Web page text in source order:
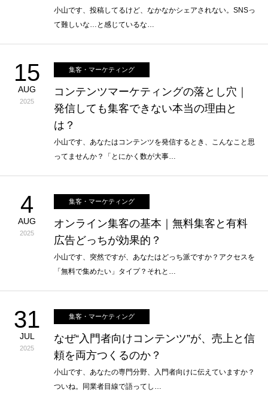
小山です、投稿してるけど、なかなかシェアされない。SNSっ
て難しいな…と感じているな…
15
AUG
2025
集客・マーケティング
コンテンツマーケティングの落とし穴｜
発信しても集客できない本当の理由と
は？
小山です、あなたはコンテンツを発信するとき、こんなこと思
ってませんか？「とにかく数が大事…
4
AUG
2025
集客・マーケティング
オンライン集客の基本｜無料集客と有料
広告どっちが効果的？
小山です、突然ですが、あなたはどっち派ですか？アクセスを
「無料で集めたい」タイプ？それと…
31
JUL
2025
集客・マーケティング
なぜ“入門者向けコンテンツ”が、売上と信
頼を両方つくるのか？
小山です、あなたの専門分野、入門者向けに伝えていますか？
ついね。同業者目線で語ってし…